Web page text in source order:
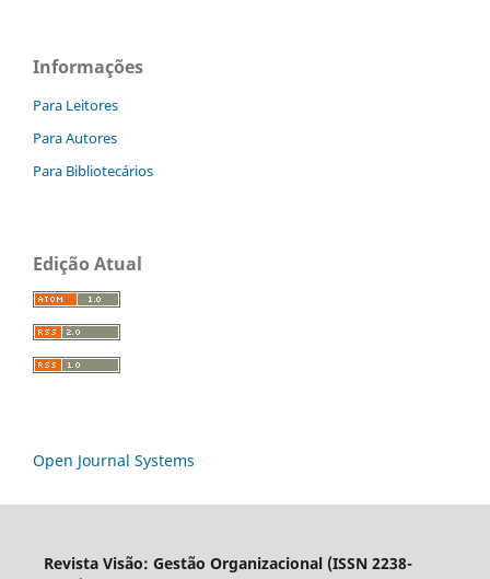
Informações
Para Leitores
Para Autores
Para Bibliotecários
Edição Atual
Open Journal Systems
Revista Visão: Gestão Organizacional (ISSN 2238-